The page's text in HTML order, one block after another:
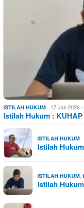
ISTILAH HUKUM 17 Jan 2026
Istilah Hukum : KUHAP
ISTILAH HUKUM
Istilah
ISTILAH HUKUM
Istilah